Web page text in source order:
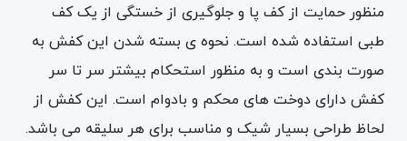
منظور حمایت از کف پا و جلوگیری از خستگی از یک کف
طبی استفاده شده است. نحوه ی بسته شدن این کفش به
صورت بندی است و به منظور استحکام بیشتر سر تا سر
کفش دارای دوخت های محکم و بادوام است. این کفش از
لحاظ طراحی بسیار شیک و مناسب برای هر سلیقه می باشد.